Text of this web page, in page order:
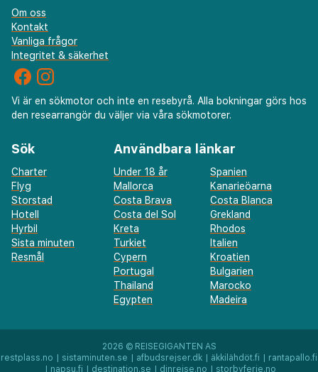
Om oss
Kontakt
Vanliga frågor
Integritet & säkerhet
Vi är en sökmotor och inte en resebyrå. Alla bokningar görs hos
den researrangör du väljer via våra sökmotorer.
Sök
Charter
Flyg
Storstad
Hotell
Hyrbil
Sista minuten
Resmål
Användbara länkar
Under 18 år
Spanien
Mallorca
Kanarieöarna
Costa Brava
Costa Blanca
Costa del Sol
Grekland
Kreta
Rhodos
Turkiet
Italien
Cypern
Kroatien
Portugal
Bulgarien
Thailand
Marocko
Egypten
Madeira
2026 © REISEGIGANTEN AS
restplass.no
sistaminuten.se afbudsrejser.dk äkkilähdöt.fi
rantapallo.fi
napsu.fi destination.se dinreise.no storbyferie.no